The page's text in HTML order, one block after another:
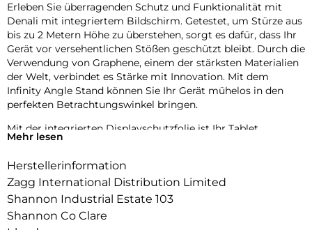
Erleben Sie überragenden Schutz und Funktionalität mit
Denali mit integriertem Bildschirm. Getestet, um Stürze aus
bis zu 2 Metern Höhe zu überstehen, sorgt es dafür, dass Ihr
Gerät vor versehentlichen Stößen geschützt bleibt. Durch die
Verwendung von Graphene, einem der stärksten Materialien
der Welt, verbindet es Stärke mit Innovation. Mit dem
Infinity Angle Stand können Sie Ihr Gerät mühelos in den
perfekten Betrachtungswinkel bringen.
Mit der integrierten Displayschutzfolie ist Ihr Tablet
umfassend vor Kratzern und Beschädigungen geschützt. Der
Polycarbonat Standfuß und Rahmen sowie einer
stoßdämpfenden Berührungsempfindlichkeit Überformung,
garantiert Widerstandsfähigkeit bei Stößen.
Praktischerweise enthält dieses Bundle einen integrierten
Stylus-Halter, der sicherstellt, dass Ihr ZAGG Pro Stylus oder
Mehr lesen
Herstellerinformation
Zagg International Distribution Limited
Shannon Industrial Estate 103
Shannon Co Clare